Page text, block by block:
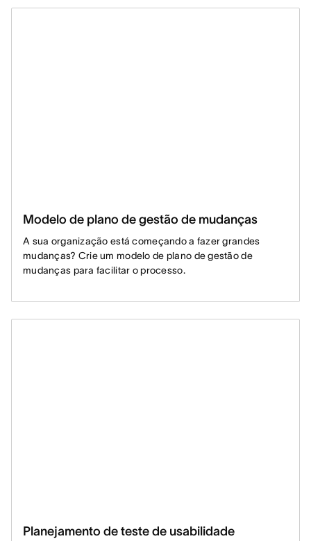
Modelo de plano de gestão de mudanças
A sua organização está começando a fazer grandes
mudanças? Crie um modelo de plano de gestão de
mudanças para facilitar o processo.
Planejamento de teste de usabilidade